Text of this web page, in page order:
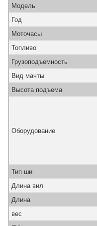
Модель
Год
Моточасы
Топливо
Грузоподъемность
Вид мачты
Высота подъема
Оборудование
Тип ши
Длина вил
Длина
вес